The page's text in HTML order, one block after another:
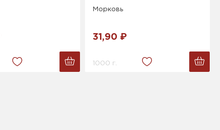
Морковь
31,90 ₽
1000 г.